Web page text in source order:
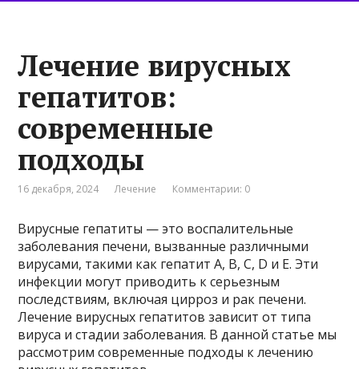
Лечение вирусных
гепатитов:
современные
подходы
16 декабря, 2024 Лечение Комментарии: 0
Вирусные гепатиты — это воспалительные
заболевания печени, вызванные различными
вирусами, такими как гепатит A, B, C, D и E. Эти
инфекции могут приводить к серьезным
последствиям, включая цирроз и рак печени.
Лечение вирусных гепатитов зависит от типа
вируса и стадии заболевания. В данной статье мы
рассмотрим современные подходы к лечению